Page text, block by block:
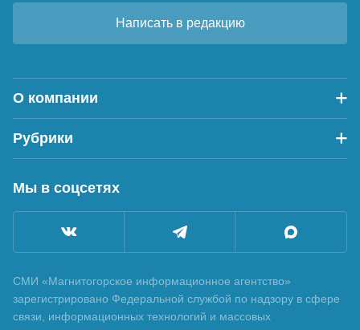
Написать в редакцию
О компании
Рубрики
Мы в соцсетях
СМИ «Магнитогорское информационное агентство»
зарегистрировано Федеральной службой по надзору в сфере
связи, информационных технологий и массовых